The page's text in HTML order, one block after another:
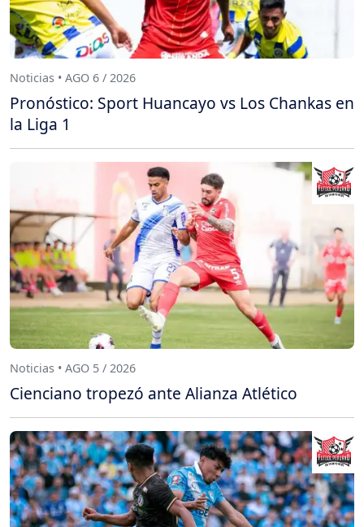
Noticias • AGO 6 / 2026
Pronóstico: Sport Huancayo vs Los Chankas en
la Liga 1
Noticias • AGO 5 / 2026
Cienciano tropezó ante Alianza Atlético